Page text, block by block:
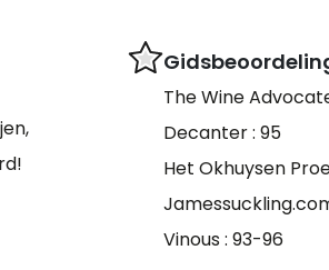
The Wine
Decanter : 95
Het Okhuysen
Vinous : 93-96